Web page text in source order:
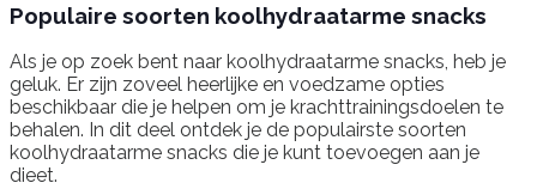
Populaire soorten koolhydraatarme snacks
Als je op zoek bent naar koolhydraatarme snacks, heb je
geluk. Er zijn zoveel heerlijke en voedzame opties
beschikbaar die je helpen om je krachttrainingsdoelen te
behalen. In dit deel ontdek je de populairste soorten
koolhydraatarme snacks die je kunt toevoegen aan je
dieet.